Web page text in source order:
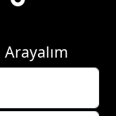
Arayalım